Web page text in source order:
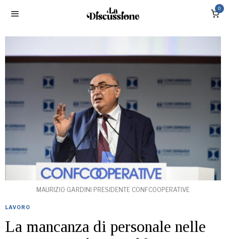
0
MAURIZIO GARDINI PRESIDENTE CONFCOOPERATIVE
LAVORO
La mancanza di personale nelle